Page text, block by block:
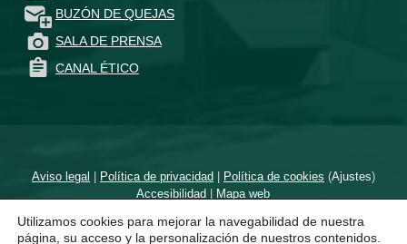
BUZÓN DE QUEJAS
SALA DE PRENSA
CANAL ÉTICO
Aviso legal | Política de privacidad| Política de cookies (Ajustes)
Accesibilidad | Mapa web
Diseñado por un proyecto de
Utilizamos cookies para mejorar la navegabilidad de nuestra
página, su acceso y la personalización de nuestros contenidos.